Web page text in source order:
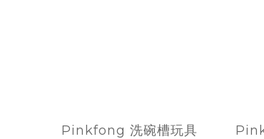
Pinkfong 洗碗槽玩具